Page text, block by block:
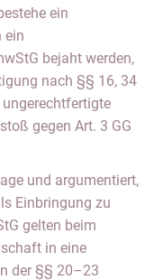
ein
ein
bejaht werden,
nach §§ 16, 34
gegen Art. 3 GG
und argumentiert,
Einbringung zu
gelten beim
in eine
der §§ 20–23